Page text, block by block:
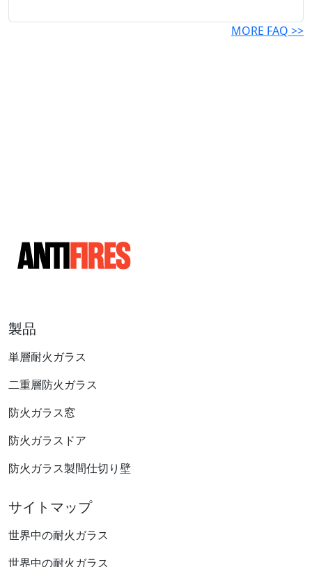
MORE FAQ >>
製品
単層耐火ガラス
二重層防火ガラス
防火ガラス窓
防火ガラスドア
防火ガラス製間仕切り壁
サイトマップ
世界中の耐火ガラス
世界中の耐火ガラス